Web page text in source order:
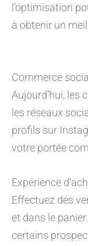
l’optimisation
à obtenir un
Commerce social
Aujourd’hui, les
les réseaux
profils sur
votre portée
Expérience
Effectuez des
et dans le
certains